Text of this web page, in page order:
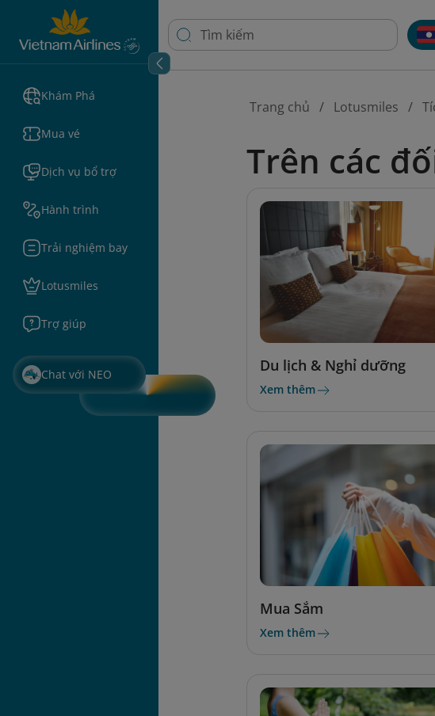
Khám Phá
Mua vé
Dịch vụ bổ trợ
Hành trình
Trải nghiệm bay
Lotusmiles
Trợ giúp
Chat với NEO
Trang chủ Lotusmiles
Trên các
Du lịch & Nghỉ dưỡng
Xem thêm
Mua Sắm
Xem thêm